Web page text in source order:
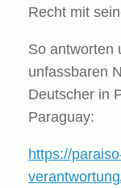
Recht mit
So antworten
unfassbaren
Deutscher in
Paraguay:
https://